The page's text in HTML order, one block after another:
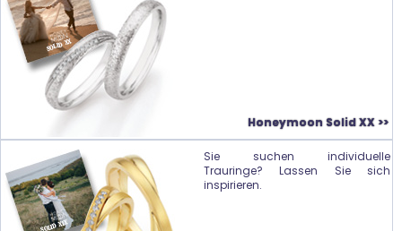
Honeymoon Solid XX >>
Sie suchen individuelle
Trauringe? Lassen Sie sich
inspirieren.